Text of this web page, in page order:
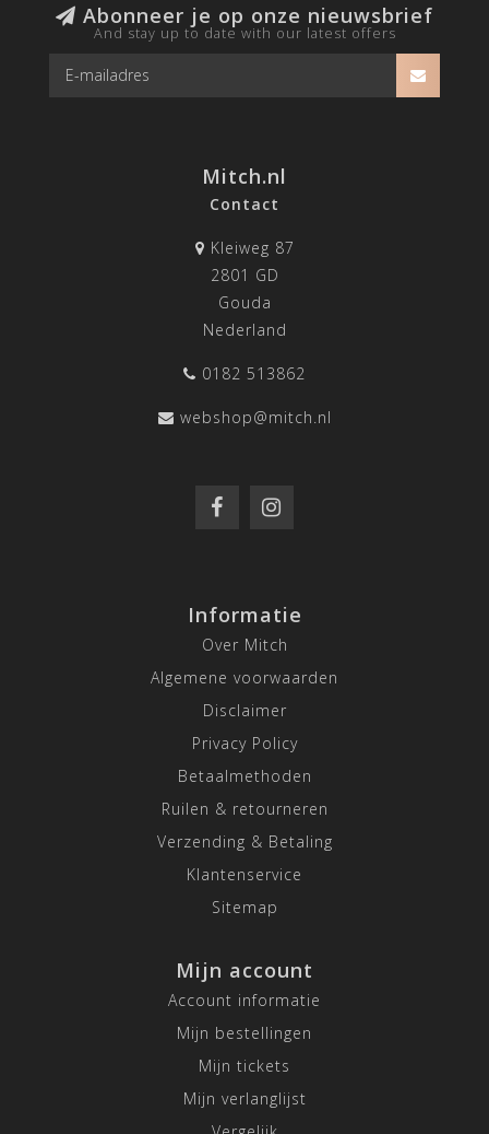
Abonneer je op onze nieuwsbrief
And stay up to date with our latest offers
Mitch.nl
Contact
Kleiweg 87
2801 GD
Gouda
Nederland
0182 513862
webshop@mitch.nl
Informatie
Over Mitch
Algemene voorwaarden
Disclaimer
Privacy Policy
Betaalmethoden
Ruilen & retourneren
Verzending & Betaling
Klantenservice
Sitemap
Mijn account
Account informatie
Mijn bestellingen
Mijn tickets
Mijn verlanglijst